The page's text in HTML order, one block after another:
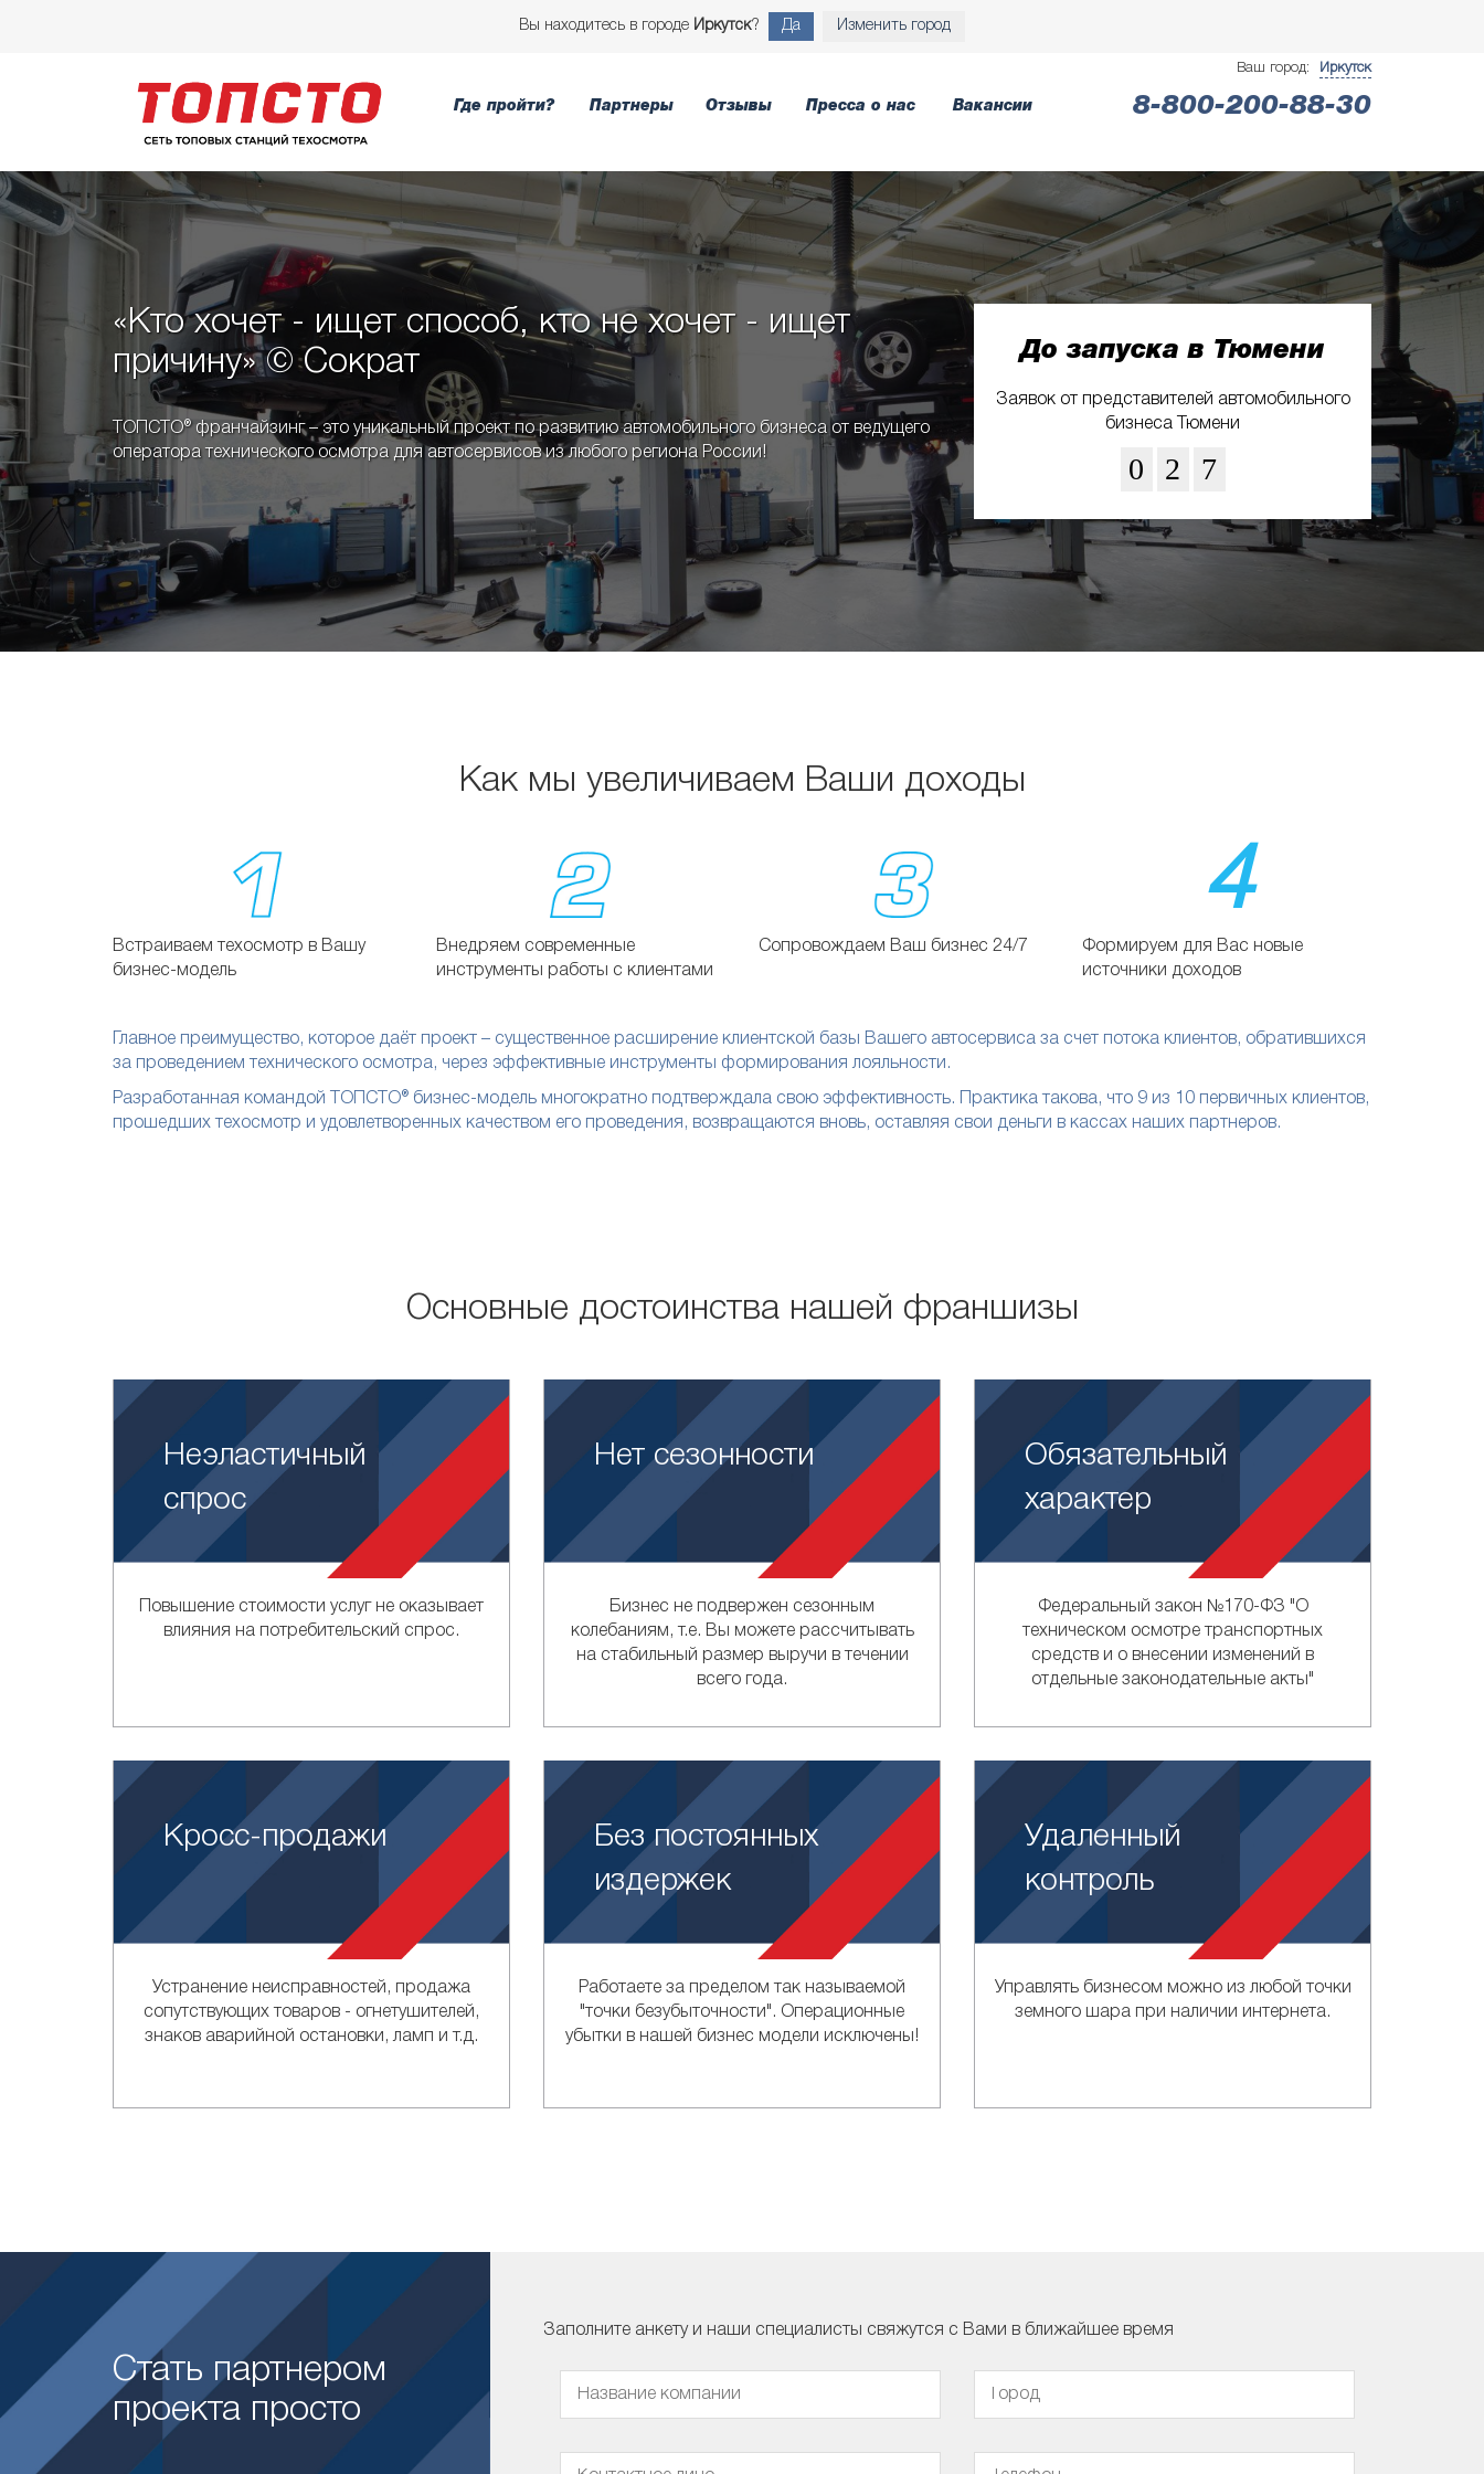
Вы находитесь в городе Иркутск? Да Изменить город
Ваш город: Иркутск
8-800-200-88-30
Где пройти? Партнеры Отзывы Пресса о нас Вакансии
«Кто хочет - ищет способ, кто не хочет - ищет
причину» © Сократ
ТОПСТО® франчайзинг – это уникальный проект по развитию автомобильного бизнеса от ведущего
оператора технического осмотра для автосервисов из любого региона России!
До запуска в Тюмени
Заявок от представителей автомобильного
бизнеса Тюмени
0 2 7
Как мы увеличиваем Ваши доходы
Встраиваем техосмотр в Вашу
бизнес-модель
Внедряем современные
инструменты работы с клиентами
Сопровождаем Ваш бизнес 24/7
4
Формируем для Вас новые
источники доходов
Главное преимущество, которое даёт проект – существенное расширение клиентской базы Вашего автосервиса за счет потока клиентов, обратившихся
за проведением технического осмотра, через эффективные инструменты формирования лояльности.
Разработанная командой ТОПСТО® бизнес-модель многократно подтверждала свою эффективность. Практика такова, что 9 из 10 первичных клиентов,
прошедших техосмотр и удовлетворенных качеством его проведения, возвращаются вновь, оставляя свои деньги в кассах наших партнеров.
Основные достоинства нашей франшизы
Неэластичный
спрос
Повышение стоимости услуг не оказывает
влияния на потребительский спрос.
Нет сезонности
Бизнес не подвержен сезонным
колебаниям, т.е. Вы можете рассчитывать
на стабильный размер выручи в течении
всего года.
Обязательный
характер
Федеральный закон №170-ФЗ "О
техническом осмотре транспортных
средств и о внесении изменений в
отдельные законодательные акты"
Кросс-продажи
Устранение неисправностей, продажа
сопутствующих товаров - огнетушителей,
знаков аварийной остановки, ламп и т.д.
Без постоянных
издержек
Работаете за пределом так называемой
"точки безубыточности". Операционные
убытки в нашей бизнес модели исключены!
Удаленный
контроль
Управлять бизнесом можно из любой точки
земного шара при наличии интернета.
Стать партнером
проекта просто
Заполните анкету и наши специалисты свяжутся с Вами в ближайшее время